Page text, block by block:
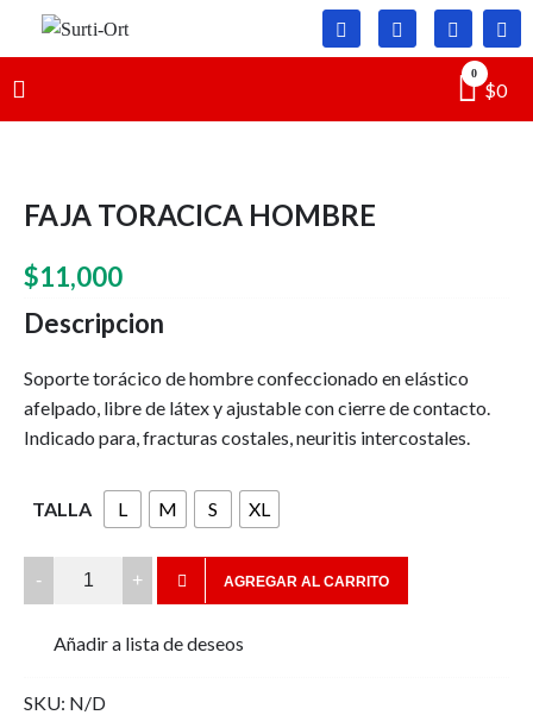
Surti-
Ort
SO
0
$0
FAJA TORACICA HOMBRE
$11,000
Descripcion
Soporte torácico de hombre confeccionado en elástico
afelpado, libre de látex y ajustable con cierre de contacto.
Indicado para, fracturas costales, neuritis intercostales.
TALLA L M S XL
TORACICA
AGREGAR AL CARRITO
Añadir a lista de deseos
SKU: N/D